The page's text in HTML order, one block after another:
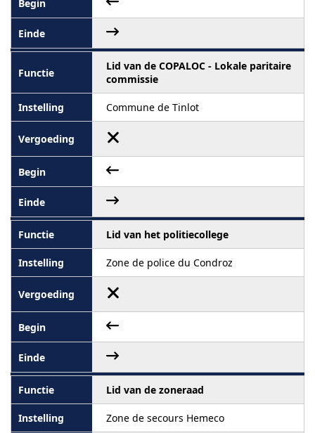
Lid van de COPALOC - Lokale paritaire
commissie
Commune de Tinlot
Lid van het politiecollege
Zone de police du Condroz
Lid van de zoneraad
Zone de secours Hemeco